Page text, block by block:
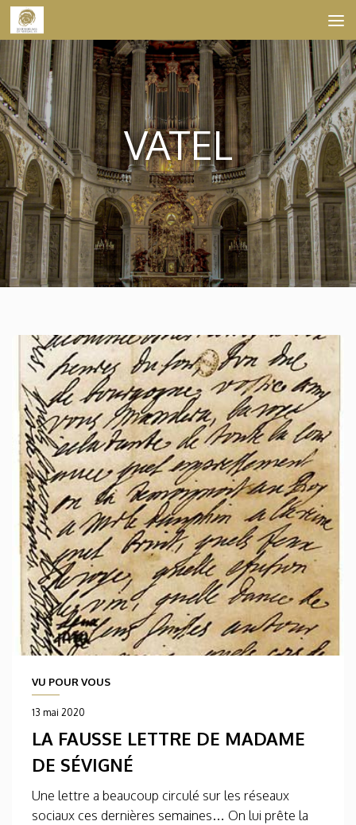
Skip to content
VATEL
VU POUR VOUS
13 mai 2020
LA FAUSSE LETTRE DE MADAME
DE SÉVIGNÉ
Une lettre a beaucoup circulé sur les réseaux
sociaux ces dernières semaines… On lui prête la